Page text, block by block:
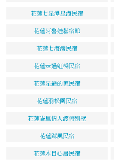
花蓮七星潭星海民宿
花蓮阿魯娃藝宿館
花蓮七海灣民宿
花蓮走過虹橋民宿
花蓮星爺的家民宿
花蓮羽松園民宿
花蓮峇里情人渡假別墅
花蓮踩風民宿
花蓮木目心居民宿